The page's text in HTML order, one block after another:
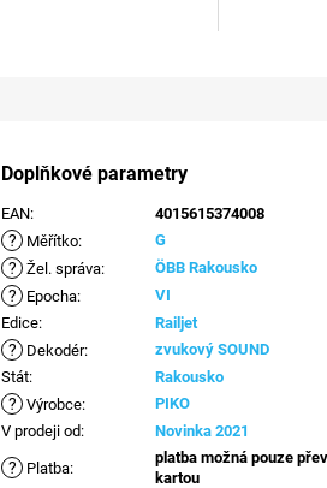
Doplňkové parametry
EAN: 4015615374008
? Měřítko: G
? Žel. správa: ÖBB Rakousko
? Epocha:
VI
Edice: Railjet
? Dekodér:
zvukový SOUND
Stát: Rakousko
? Výrobce:
PIKO
V prodeji od: Novinka 2021
? Platba:
platba možná pouze
kartou